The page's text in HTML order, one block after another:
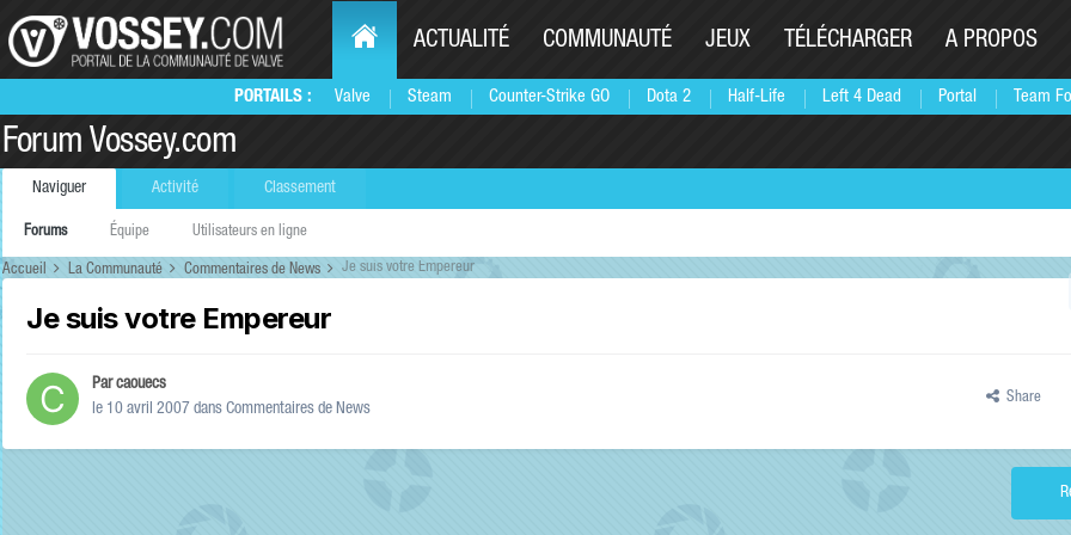
PORTAILS : Valve Steam Counter-Strike GO Dota 2 Half-Life Left 4 Dead Portal Team
ACTUALITÉ COMMUNAUTÉ JEUX TÉLÉCHARGER A PROPOS
Forum Vossey.com
Naviguer
Forums Équipe Utilisateurs en ligne
Activité Classement
Accueil La Communauté Commentaires de News Je suis votre Empereur
Je suis votre Empereur
Parcaouecs
le 10 avril 2007 dans Commentaires de News
Share